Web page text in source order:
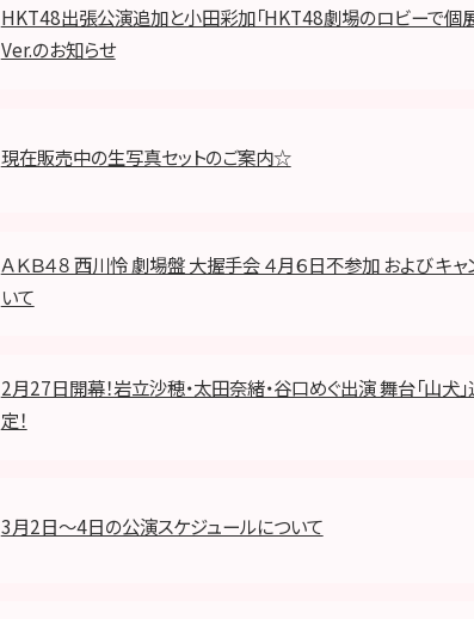
HKT48出張公演追加と小田彩加「HKT48劇場のロビーで個展
Ver.のお知らせ
現在販売中の生写真セットのご案内☆
ＡＫＢ４８ 西川怜 劇場盤 大握手会 ４月６日不参加 および キ
いて
2月27日開幕！岩立沙穂・太田奈緒・谷口めぐ出演 舞台「山犬
定！
3月2日～4日の公演スケジュールについて